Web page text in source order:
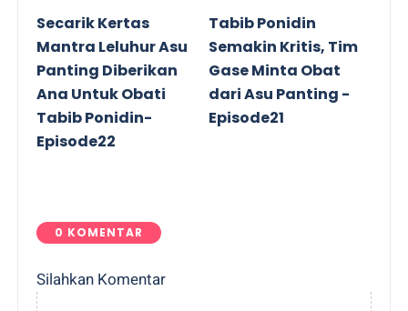
Secarik Kertas
Mantra Leluhur Asu
Panting Diberikan
Ana Untuk Obati
Tabib Ponidin-
Episode22
Tabib Ponidin
Semakin Kritis, Tim
Gase Minta Obat
dari Asu Panting -
Episode21
0 KOMENTAR
Silahkan Komentar